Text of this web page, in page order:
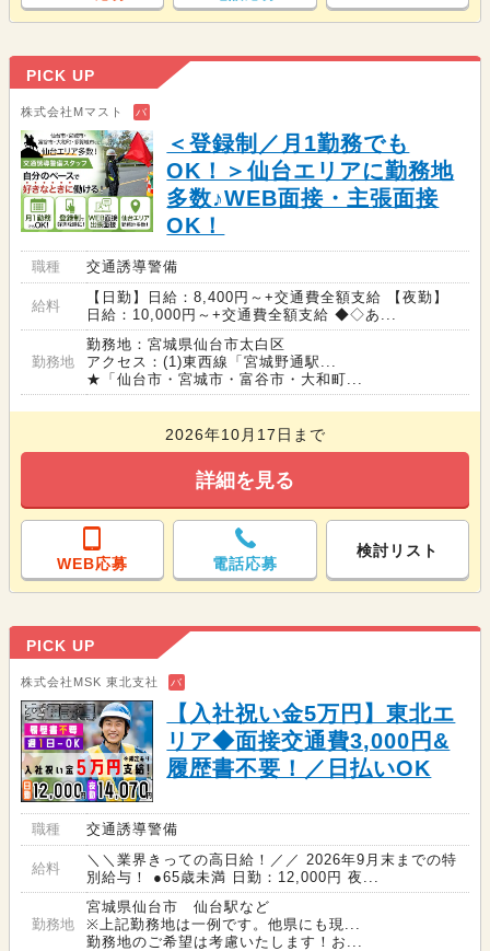
PICK UP
株式会社Mマスト バ
＜登録制／月1勤務でも
OK！＞仙台エリアに勤務地
多数♪WEB面接・主張面接
OK！
職種 交通誘導警備
給料
【日勤】日給：8,400円～+交通費全額支給 【夜勤】
日給：10,000円～+交通費全額支給 ◆◇あ...
勤務地
勤務地：宮城県仙台市太白区
アクセス：(1)東西線「宮城野通駅...
★「仙台市・宮城市・富谷市・大和町...
2026年10月17日まで
詳細を見る
WEB応募 電話応募
検討リスト
PICK UP
株式会社MSK 東北支社 バ
【入社祝い金5万円】東北エ
リア◆面接交通費3,000円&
履歴書不要！／日払いOK
職種 交通誘導警備
給料
＼＼業界きっての高日給！／／ 2026年9月末までの特
別給与！ ●65歳未満 日勤：12,000円 夜...
勤務地
宮城県仙台市 仙台駅など
※上記勤務地は一例です。他県にも現...
勤務地のご希望は考慮いたします！お...